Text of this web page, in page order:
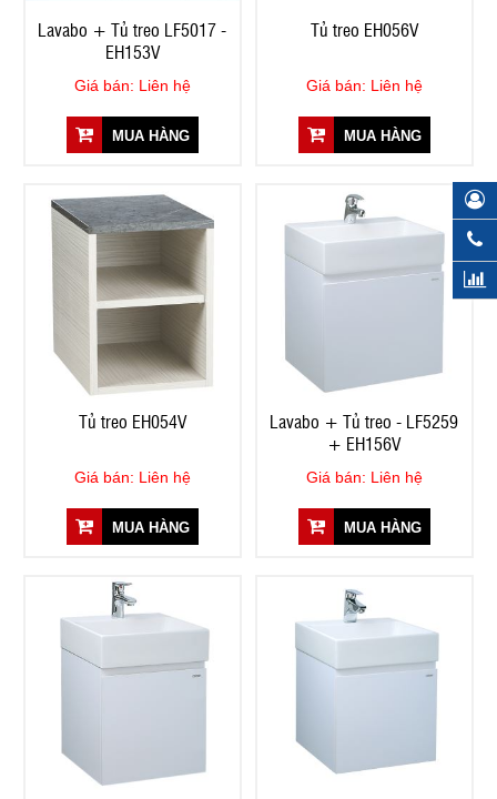
Lavabo + Tủ treo LF5017 -
EH153V
Giá bán: Liên hệ
MUA HÀNG
Tủ treo EH056V
Giá bán: Liên hệ
MUA HÀNG
Tủ treo EH054V
Giá bán: Liên hệ
MUA HÀNG
Lavabo + Tủ treo - LF5259
+ EH156V
Giá bán: Liên hệ
MUA HÀNG